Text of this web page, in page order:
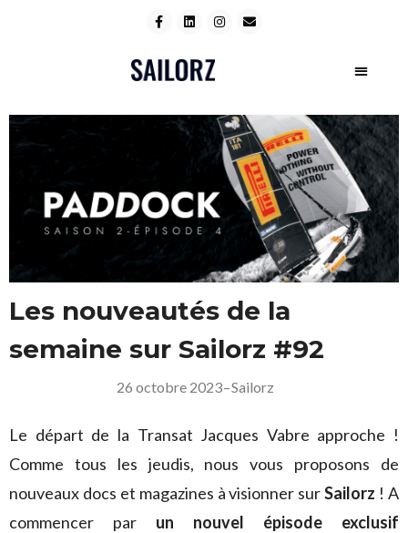
Les nouveautés de la
semaine sur Sailorz #92
26 octobre 2023–Sailorz
Le départ de la Transat Jacques Vabre approche !
Comme tous les jeudis, nous vous proposons de
nouveaux docs et magazines à visionner surSailorz ! A
commencer par un nouvel épisode exclusif